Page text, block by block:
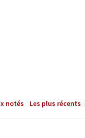
notés Les plus récents